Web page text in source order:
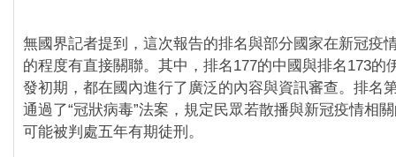
無國界記者提到，這次報告的排名與部分國家在新冠疫
的程度有直接關聯。其中，排名177的中國與排名173的
發初期，都在國內進行了廣泛的內容與資訊審查。排名
通過了“冠狀病毒”法案，規定民眾若散播與新冠疫情相
可能被判處五年有期徒刑。